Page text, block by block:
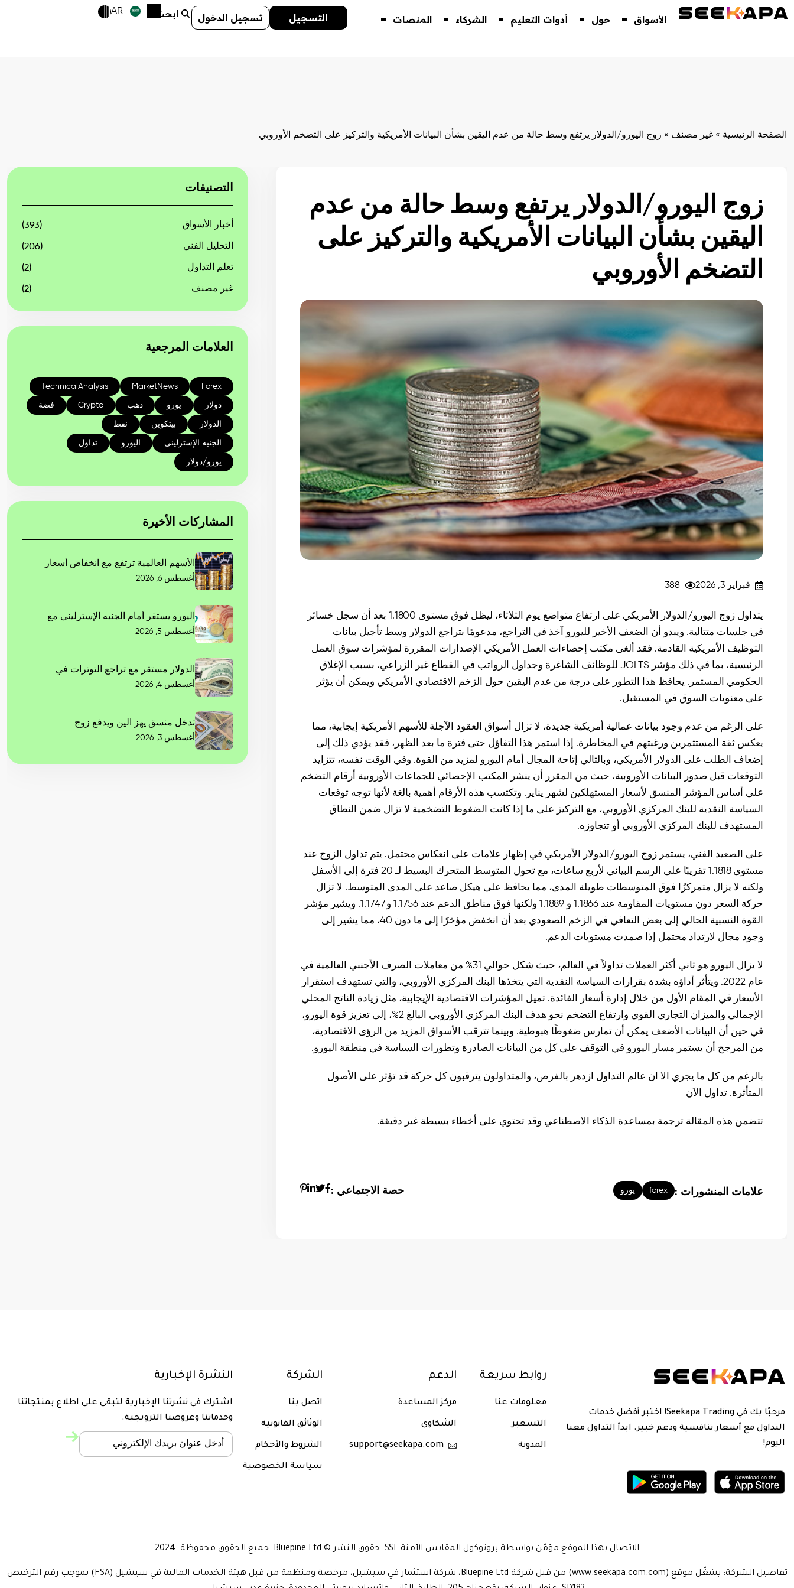
الأسواق حول أدوات التعليم الشركاء المنصات التسجيل تسجيل الدخول ابحث AR
الصفحة الرئيسية » غير مصنف » زوج اليورو/الدولار يرتفع وسط حالة من عدم اليقين بشأن البيانات الأمريكية والتركيز على التضخم الأوروبي
زوج اليورو/الدولار يرتفع وسط حالة من عدم
اليقين بشأن البيانات الأمريكية والتركيز على
التضخم الأوروبي
فبراير 3, 2026 388
يتداول زوج اليورو/الدولار الأمريكي على ارتفاع متواضع يوم الثلاثاء، ليظل فوق مستوى 1.1800 بعد أن سجل خسائر
في جلسات متتالية. ويبدو أن الضعف الأخير لليورو آخذ في التراجع، مدعومًا بتراجع الدولار وسط تأجيل بيانات
التوظيف الأمريكية القادمة. فقد ألغى مكتب إحصاءات العمل الأمريكي الإصدارات المقررة لمؤشرات سوق العمل
الرئيسية، بما في ذلك مؤشر JOLTS للوظائف الشاغرة وجداول الرواتب في القطاع غير الزراعي، بسبب الإغلاق
الحكومي المستمر. يحافظ هذا التطور على درجة من عدم اليقين حول الزخم الاقتصادي الأمريكي ويمكن أن يؤثر
على معنويات السوق في المستقبل.
على الرغم من عدم وجود بيانات عمالية أمريكية جديدة، لا تزال أسواق العقود الآجلة للأسهم الأمريكية إيجابية، مما
يعكس ثقة المستثمرين ورغبتهم في المخاطرة. إذا استمر هذا التفاؤل حتى فترة ما بعد الظهر، فقد يؤدي ذلك إلى
إضعاف الطلب على الدولار الأمريكي، وبالتالي إتاحة المجال أمام اليورو لمزيد من القوة. وفي الوقت نفسه، تتزايد
التوقعات قبل صدور البيانات الأوروبية، حيث من المقرر أن ينشر المكتب الإحصائي للجماعات الأوروبية أرقام التضخم
على أساس المؤشر المنسق لأسعار المستهلكين لشهر يناير. وتكتسب هذه الأرقام أهمية بالغة لأنها توجه توقعات
السياسة النقدية للبنك المركزي الأوروبي، مع التركيز على ما إذا كانت الضغوط التضخمية لا تزال ضمن النطاق
المستهدف للبنك المركزي الأوروبي أو تتجاوزه.
على الصعيد الفني، يستمر زوج اليورو/الدولار الأمريكي في إظهار علامات على انعكاس محتمل. يتم تداول الزوج عند
مستوى 1.1818 تقريبًا على الرسم البياني لأربع ساعات، مع تحول المتوسط المتحرك البسيط لـ 20 فترة إلى الأسفل
ولكنه لا يزال متمركزًا فوق المتوسطات طويلة المدى، مما يحافظ على هيكل صاعد على المدى المتوسط. لا تزال
حركة السعر دون مستويات المقاومة عند 1.1866 و 1.1889 ولكنها فوق مناطق الدعم عند 1.1756 و 1.1747. ويشير مؤشر
القوة النسبية الحالي إلى بعض التعافي في الزخم الصعودي بعد أن انخفض مؤخرًا إلى ما دون 40، مما يشير إلى
وجود مجال لارتداد محتمل إذا صمدت مستويات الدعم.
لا يزال اليورو هو ثاني أكثر العملات تداولاً في العالم، حيث شكل حوالي 31% من معاملات الصرف الأجنبي العالمية في
عام 2022. ويتأثر أداؤه بشدة بقرارات السياسة النقدية التي يتخذها البنك المركزي الأوروبي، والتي تستهدف استقرار
الأسعار في المقام الأول من خلال إدارة أسعار الفائدة. تميل المؤشرات الاقتصادية الإيجابية، مثل زيادة الناتج المحلي
الإجمالي والميزان التجاري القوي وارتفاع التضخم نحو هدف البنك المركزي الأوروبي البالغ 2%، إلى تعزيز قوة اليورو،
في حين أن البيانات الأضعف يمكن أن تمارس ضغوطًا هبوطية. وبينما تترقب الأسواق المزيد من الرؤى الاقتصادية،
من المرجح أن يستمر مسار اليورو في التوقف على كل من البيانات الصادرة وتطورات السياسة في منطقة اليورو.
بالرغم من كل ما يجري الا ان عالم التداول ازدهر بالفرص، والمتداولون يترقبون كل حركة قد تؤثر على الأصول
المتأثرة. تداول الآن
تتضمن هذه المقالة ترجمة بمساعدة الذكاء الاصطناعي وقد تحتوي على أخطاء بسيطة غير دقيقة.
علامات المنشورات : forex يورو حصة الاجتماعي :
التصنيفات
أخبار الأسواق (393)
التحليل الفني (206)
تعلم التداول (2)
غير مصنف (2)
العلامات المرجعية
Forex
MarketNews
TechnicalAnalysis
دولار يورو ذهب Crypto فضة
الدولار بيتكوين نفط
الجنيه الإسترليني اليورو تداول
يورو/دولار
المشاركات الأخيرة
الأسهم العالمية ترتفع مع انخفاض أسعار
أغسطس 6, 2026
اليورو يستقر أمام الجنيه الإسترليني مع
أغسطس 5, 2026
الدولار مستقر مع تراجع التوترات في
أغسطس 4, 2026
تدخل منسق يهز الين ويدفع زوج
أغسطس 3, 2026
مرحبًا بك في Seekapa Trading! اختبر أفضل خدمات
التداول مع أسعار تنافسية ودعم خبير. ابدأ التداول معنا
اليوم!
روابط سريعة
معلومات عنا
التسعير
المدونة
الدعم
مركز المساعدة
الشكاوى
support@seekapa.com
الشركة
اتصل بنا
الوثائق القانونية
الشروط والأحكام
سياسة الخصوصية
النشرة الإخبارية
اشترك في نشرتنا الإخبارية لتبقى على اطلاع بمنتجاتنا
وخدماتنا وعروضنا الترويجية.
الاتصال بهذا الموقع مؤمّن بواسطة بروتوكول المقابس الآمنة SSL. حقوق النشر © Bluepine Ltd. جميع الحقوق محفوظة. 2024
تفاصيل الشركة: يشغّل موقع (www.seekapa.com.com) من قبل شركة Bluepine Ltd، شركة استثمار في سيشيل، مرخصة ومنظمة من قبل هيئة الخدمات المالية في سيشيل (FSA) بموجب رقم الترخيص